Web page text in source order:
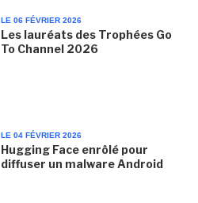
LE 06 FÉVRIER 2026
Les lauréats des Trophées Go
To Channel 2026
LE 04 FÉVRIER 2026
Hugging Face enrôlé pour
diffuser un malware Android